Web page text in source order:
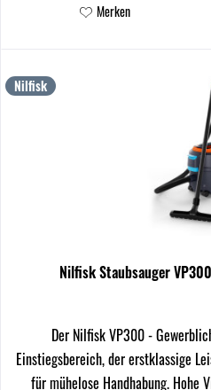
Merken
Nilfisk
Nilfisk Staubsauger
Der Nilfisk VP300 -
Einstiegsbereich, der erstklassige
für mühelose Handhabung. Hohe